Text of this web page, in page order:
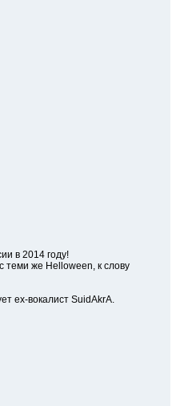
в 2014 году!
же Helloween, к слову
ex-вокалист SuidAkrA.